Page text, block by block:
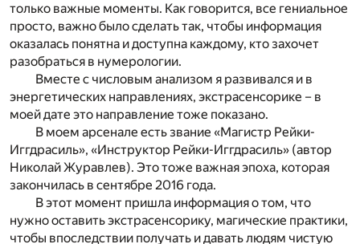
только важные моменты. Как говорится, все гениальное
просто, важно было сделать так, чтобы информация
оказалась понятна и доступна каждому, кто захочет
разобраться в нумерологии.
Вместе с числовым анализом я развивался и в
энергетических направлениях, экстрасенсорике – в
моей дате это направление тоже показано.
В моем арсенале есть звание «Магистр Рейки-
Иггдрасиль», «Инструктор Рейки-Иггдрасиль» (автор
Николай Журавлев). Это тоже важная эпоха, которая
закончилась в сентябре 2016 года.
В этот момент пришла информация о том, что
нужно оставить экстрасенсорику, магические практики,
чтобы впоследствии получать и давать людям чистую